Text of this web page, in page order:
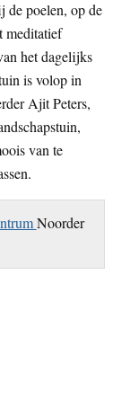
de poelen, op de
meditatief
het dagelijks
is volop in
Ajit Peters,
van te
Noorder